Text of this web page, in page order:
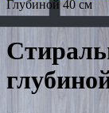
Глубиной 40 см